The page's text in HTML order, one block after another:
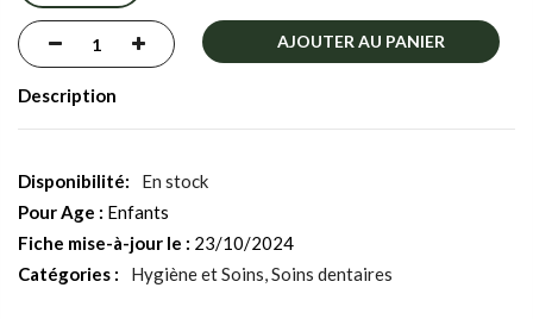
AJOUTER AU PANIER
Description
En stock
Pour Age : Enfants
Fiche mise-à-jour le : 23/10/2024
Catégories :
Hygiène et Soins Soins dentaires